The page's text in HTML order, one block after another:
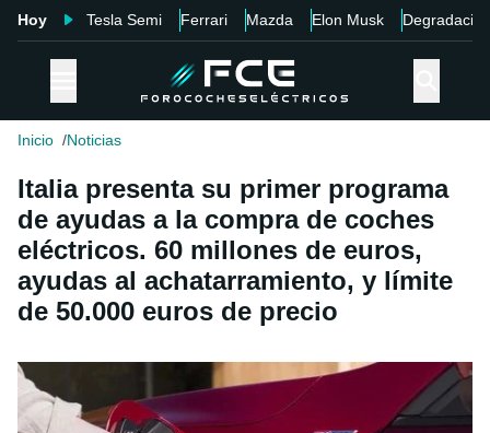
Hoy Tesla Semi Ferrari Mazda Elon Musk Degradación
Inicio Noticias
Italia presenta su primer programa
de ayudas a la compra de coches
eléctricos. 60 millones de euros,
ayudas al achatarramiento, y límite
de 50.000 euros de precio